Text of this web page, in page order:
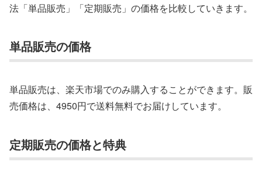
法「単品販売」「定期販売」の価格を比較していきます。
単品販売の価格
単品販売は、楽天市場でのみ購入することができます。販
売価格は、4950円で送料無料でお届けしています。
定期販売の価格と特典